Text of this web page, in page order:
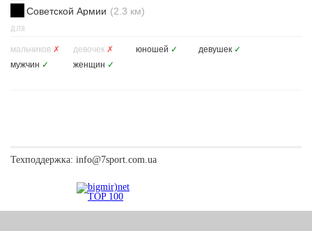
Советской Армии (2.3 км)
ДЛЯ
мальчиков ✗ девочек ✗ юношей ✓ девушек ✓
мужчин ✓ женщин ✓
Техподдержка: info@7sport.com.ua